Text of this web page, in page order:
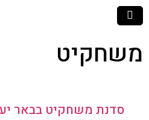
משחקיט
סדנת משחקיט בבאר